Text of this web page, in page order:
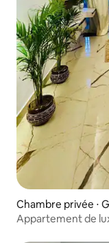
Chambre privée ⋅
Appartement de